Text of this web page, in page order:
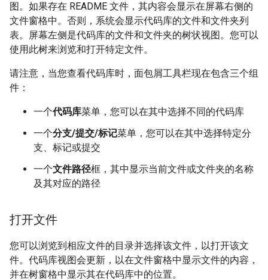
图。如果存在 README 文件，其内容会显示在屏幕右侧的
文件窗格中。否则，系统会显示代码库的文件和文件夹列
表。屏幕左侧是代码库的文件和文件夹的树状视图。您可以
使用此树来浏览和打开特定文件。
请注意，当您查看代码库时，面包屑工具栏现在包含三个组
件：
一个代码库菜单，您可以在其中选择不同的代码库
一个分支/提交/标记菜单，您可以在其中选择特定分
支、标记或提交
一个文件路径框，其中显示当前文件或文件夹的名称
及其对应的路径
打开文件
您可以浏览到相应文件的目录并选择该文件，以打开该文
件。代码库视图会更新，以在文件窗格中显示文件的内容，
并在树窗格中显示其在代码库中的位置。